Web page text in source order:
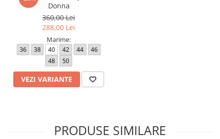
Atentie! Nuanta produsului poate diferi usor, in functie de
dispozitivul de pe care este vizualizat.
Donna
360,00 Lei
288,00 Lei
Marime:
36 38 40 42 44
46
48
50
VEZI VARIANTE
PRODUSE SIMILARE